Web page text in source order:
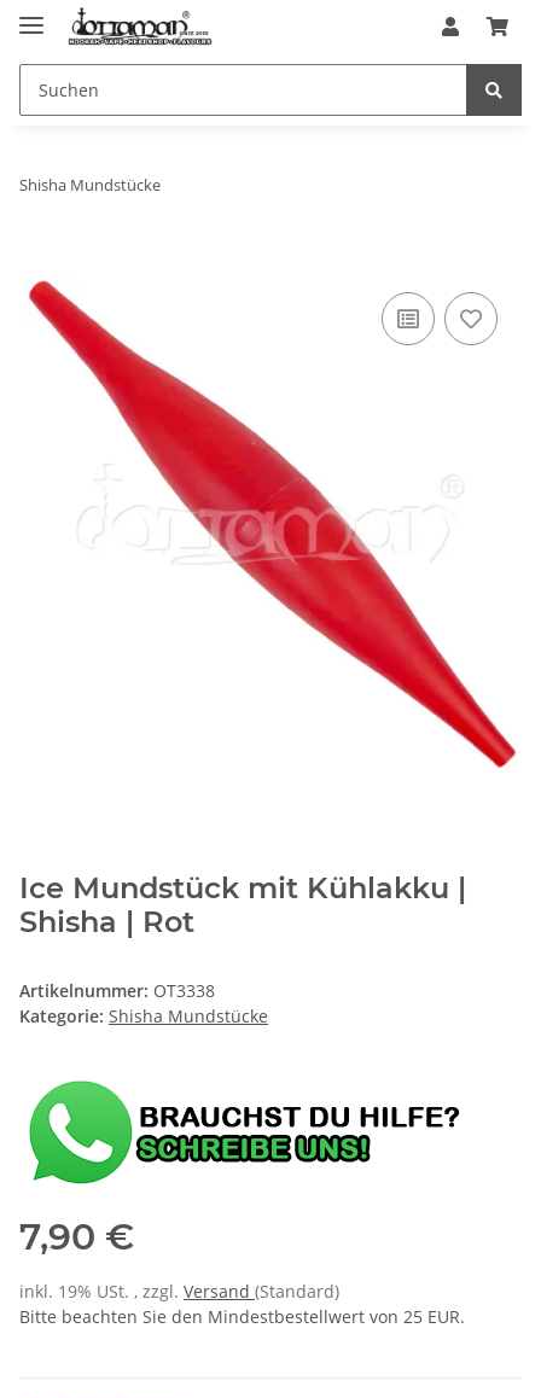
Shisha Mundstücke
Ice Mundstück mit Kühlakku |
Shisha | Rot
Artikelnummer: OT3338
Kategorie: Shisha Mundstücke
7,90 €
inkl. 19% USt. , zzgl. Versand (Standard)
Bitte beachten Sie den Mindestbestellwert von 25 EUR.